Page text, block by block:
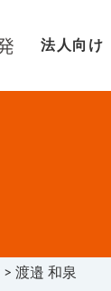
法人向け
> 渡邉 和泉